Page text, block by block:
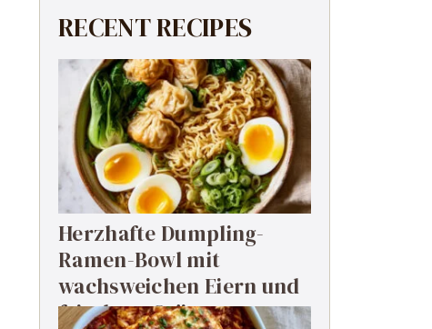
RECENT RECIPES
Herzhafte Dumpling-
Ramen-Bowl mit
wachsweichen Eiern und
frischem Grün